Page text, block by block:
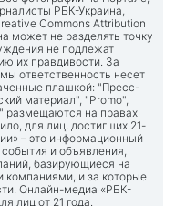
РБК-Украина,
Commons Attribution
может не разделять точку
не подлежат
их правдивости. За
ответственность несет
плашкой: "Пресс-
материал", "Promo",
размещаются на правах
для лиц, достигших 21-
– это информационный
и объявления,
базирующиеся на
и за которые
Онлайн-медиа «РБК-
лиц от 21 года.